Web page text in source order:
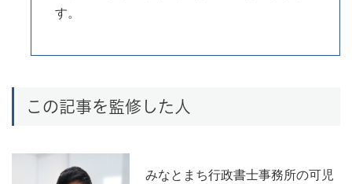
す。
この記事を監修した人
みなとまち行政書士事務所の可児